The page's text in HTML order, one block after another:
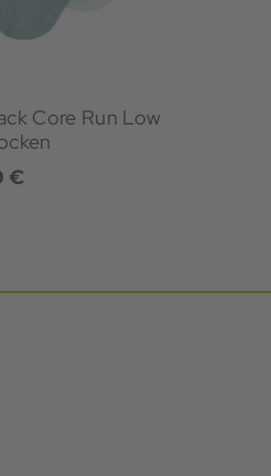
Core Run Low
€